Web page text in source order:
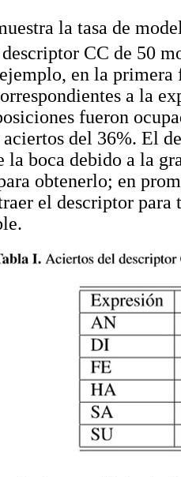
la tasa de
CC de 50
en la
a la
fueron
aciertos del 36%. El
la boca debido a la
obtenerlo; en
el descriptor